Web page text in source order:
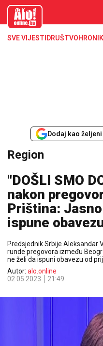
aloonline.b
SVE VIJESTI DRUŠTVO
Dodaj kao
Region
"DOŠLI SMO
nakon
Priština:
ispune
Predsjednik Srbije Aleksandar
runde pregovora između
ne želi da ispuni obavezu od
Autor: alo.online
02.05.2023.
21:49